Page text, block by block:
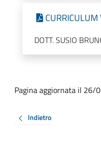
DOTT. SUSIO
Pagina aggiornata il 26/
Indietro